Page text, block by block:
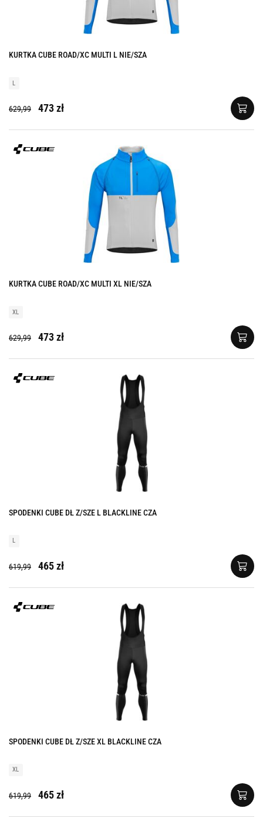
KURTKA CUBE ROAD/XC MULTI L NIE/SZA
L
629,99 473 zł
KURTKA CUBE ROAD/XC MULTI XL NIE/SZA
XL
629,99 473 zł
SPODENKI CUBE DŁ Z/SZE L BLACKLINE CZA
L
619,99 465 zł
SPODENKI CUBE DŁ Z/SZE XL BLACKLINE CZA
XL
619,99 465 zł